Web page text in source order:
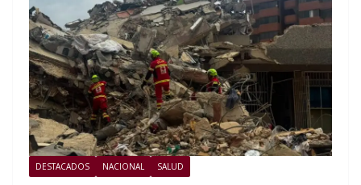
DESTACADOS NACIONAL SALUD